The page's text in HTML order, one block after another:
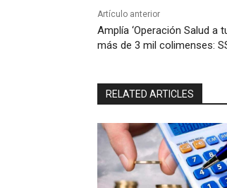
Artículo anterior
Amplía ‘Operación Salud a
más de 3 mil colimenses:
RELATED ARTICLES